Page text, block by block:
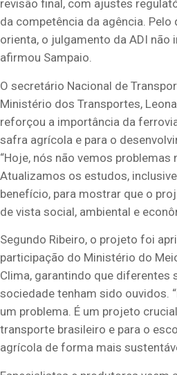
revisão final, com ajustes
da competência da agência. Pelo
orienta, o julgamento da ADI não
afirmou Sampaio.
O secretário Nacional de
Ministério dos Transportes,
reforçou a importância da
safra agrícola e para o
“Hoje, nós não vemos problemas
Atualizamos os estudos,
benefício, para mostrar que o
de vista social, ambiental e
Segundo Ribeiro, o projeto foi
participação do Ministério do
Clima, garantindo que diferentes
sociedade tenham sido ouvidos.
um problema. É um projeto
transporte brasileiro e para o
agrícola de forma mais